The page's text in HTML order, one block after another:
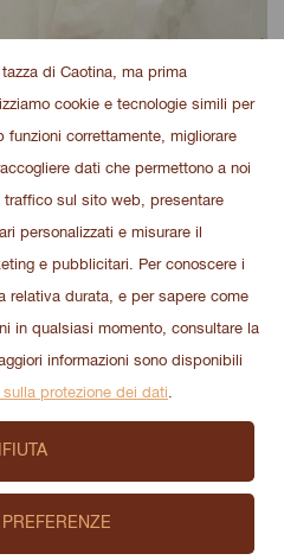
Tücher in die Caotina Dose
und das oberste Tuch
Fertig ist die Taschentücher-
di Caotina, ma prima
cookie e tecnologie simili per
correttamente, migliorare
dati che permettono a noi
sul sito web, presentare
personalizzati e misurare il
e pubblicitari. Per conoscere i
relativa durata, e per sapere come
in qualsiasi momento, consultare la
informazioni sono disponibili
sulla protezione dei dati.